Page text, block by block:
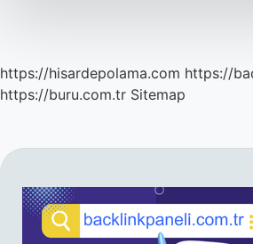
https://hisardepolama.com https://
https://buru.com.tr Sitemap
SIDEBAR